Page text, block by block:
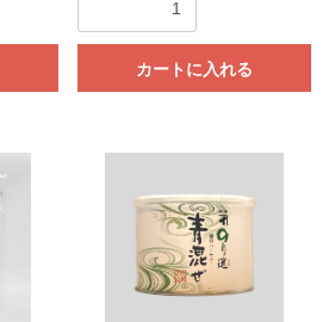
カートに入れる